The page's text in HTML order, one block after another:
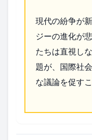
現代の紛争が
ジーの進化が
たちは直視し
題が、国際社
な議論を促す